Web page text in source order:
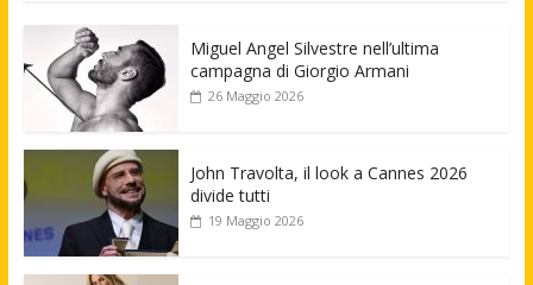
Miguel Angel Silvestre nell’ultima
campagna di Giorgio Armani
26 Maggio 2026
John Travolta, il look a Cannes 2026
divide tutti
19 Maggio 2026